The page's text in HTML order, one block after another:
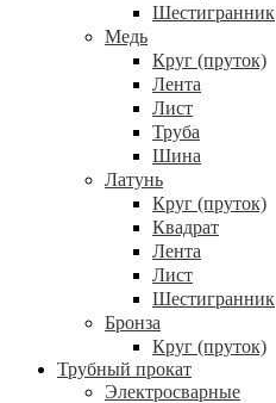
Шестигранник
Медь
Круг (пруток)
Лента
Лист
Труба
Шина
Латунь
Круг (пруток)
Квадрат
Лента
Лист
Шестигранник
Бронза
Круг (пруток)
Трубный прокат
Электросварные